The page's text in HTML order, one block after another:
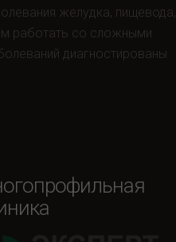
желудка, пищевода,
работать со сложными
диагностированы